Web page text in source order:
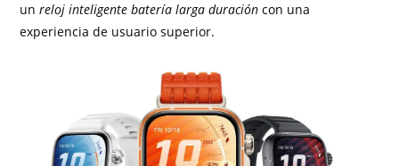
unreloj inteligente batería larga duración con una
experiencia de usuario superior.